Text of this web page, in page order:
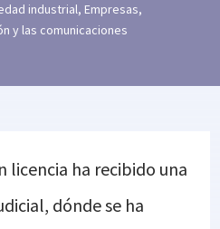
industrial, Empresas,
y las comunicaciones
licencia ha recibido una
dónde se ha